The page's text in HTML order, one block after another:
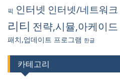
픽 인터넷 인터넷/네트워크
리티 전략,시뮬,아케이드
패치,업데이트 프로그램 한글
카테고리